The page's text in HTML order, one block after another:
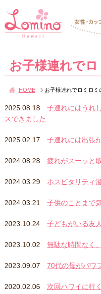
お子様連れで
HOME お子様連れでロミロミ
2025.08.18
子連れにはうれ
スできました
2025.02.17 子連れには出張
2024.08.28 疲れがスーッと
2024.03.29 ホスピタリティ
2024.03.21 子供のことまで
2023.10.24 子どもがいる友
2023.10.02 無駄な時間なく
2023.09.07 70代の母がパワ
2020.02.06 次回ハワイに行